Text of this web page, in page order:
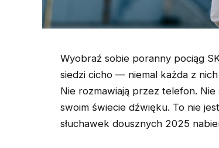
Wyobraź sobie poranny pociąg
siedzi cicho — niemal każda z
Nie rozmawiają przez telefon. Nie
swoim świecie dźwięku. To nie
słuchawek dousznych 2025